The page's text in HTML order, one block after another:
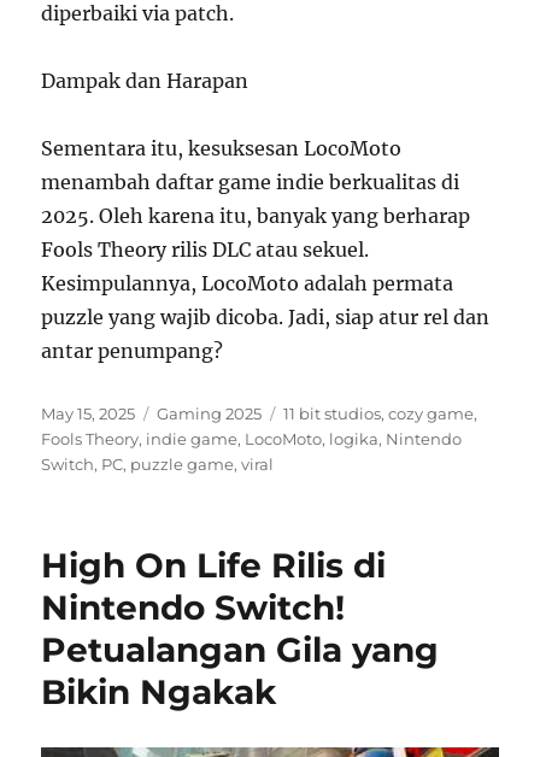
diperbaiki via patch.
Dampak dan Harapan
Sementara itu, kesuksesan LocoMoto
menambah daftar game indie berkualitas di
2025. Oleh karena itu, banyak yang berharap
Fools Theory rilis DLC atau sekuel.
Kesimpulannya, LocoMoto adalah permata
puzzle yang wajib dicoba. Jadi, siap atur rel dan
antar penumpang?
Posted
on
May 15, 2025 Categories
Gaming 2025 Tags
11 bit studios,cozy game,
Fools Theory, indie game, LocoMoto, logika, Nintendo
Switch, PC, puzzle game,viral
High On Life Rilis di
Nintendo Switch!
Petualangan Gila yang
Bikin Ngakak